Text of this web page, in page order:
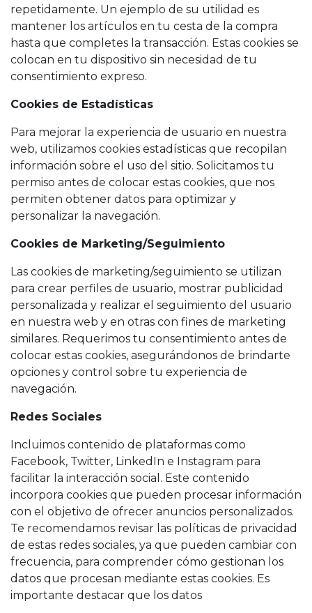
repetidamente. Un ejemplo de su utilidad es
mantener los artículos en tu cesta de la compra
hasta que completes la transacción. Estas cookies se
colocan en tu dispositivo sin necesidad de tu
consentimiento expreso.
Cookies de Estadísticas
Para mejorar la experiencia de usuario en nuestra
web, utilizamos cookies estadísticas que recopilan
información sobre el uso del sitio. Solicitamos tu
permiso antes de colocar estas cookies, que nos
permiten obtener datos para optimizar y
personalizar la navegación.
Cookies de Marketing/Seguimiento
Las cookies de marketing/seguimiento se utilizan
para crear perfiles de usuario, mostrar publicidad
personalizada y realizar el seguimiento del usuario
en nuestra web y en otras con fines de marketing
similares. Requerimos tu consentimiento antes de
colocar estas cookies, asegurándonos de brindarte
opciones y control sobre tu experiencia de
navegación.
Redes Sociales
Incluimos contenido de plataformas como
Facebook, Twitter, LinkedIn e Instagram para
facilitar la interacción social. Este contenido
incorpora cookies que pueden procesar información
con el objetivo de ofrecer anuncios personalizados.
Te recomendamos revisar las políticas de privacidad
de estas redes sociales, ya que pueden cambiar con
frecuencia, para comprender cómo gestionan los
datos que procesan mediante estas cookies. Es
importante destacar que los datos